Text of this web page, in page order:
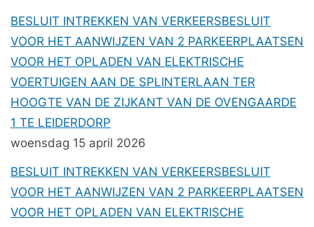
BESLUIT INTREKKEN VAN VERKEERSBESLUIT
VOOR HET AANWIJZEN VAN 2 PARKEERPLAATSEN
VOOR HET OPLADEN VAN ELEKTRISCHE
VOERTUIGEN AAN DE SPLINTERLAAN TER
HOOGTE VAN DE ZIJKANT VAN DE OVENGAARDE
1 TE LEIDERDORP
woensdag 15 april 2026
BESLUIT INTREKKEN VAN VERKEERSBESLUIT
VOOR HET AANWIJZEN VAN 2 PARKEERPLAATSEN
VOOR HET OPLADEN VAN ELEKTRISCHE